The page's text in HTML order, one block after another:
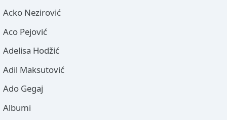
Acko Nezirović
Aco Pejović
Adelisa Hodžić
Adil Maksutović
Ado Gegaj
Albumi